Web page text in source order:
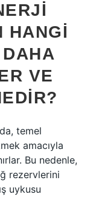
HANGI
VE
temel
amacıyla
Bu nedenle,
rezervlerini
uykusu